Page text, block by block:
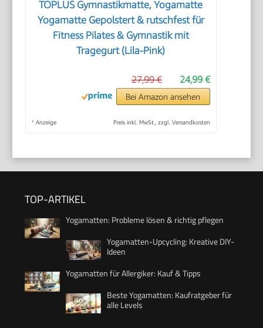
TOPLUS Gymnastikmatte, Yogamatte
Yogamatte Gepolstert & rutschfest für
Fitness Pilates & Gymnastik mit
Tragegurt (Lila-Pink)
24,99 €
27,99 €
Bei Amazon ansehen
* Anzeige Preis inkl. MwSt., zzgl. Versandkosten
TOP-ARTIKEL
Yogamatten: Probleme lösen & richtig pflegen
Yogamatten-Upcycling: Kreative DIY-
Ideen
Yogamatten für Allergiker: Kauf & Tipps
Beste Yogamatten: Kaufratgeber für
alle Levels